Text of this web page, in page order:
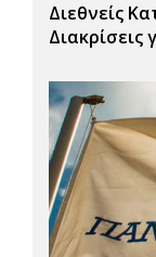
Διεθνείς
Διακρίσεις